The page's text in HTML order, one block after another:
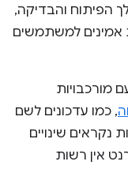
הפיתוח והבדיקה,
אמינים למשתמשים
מורכבויות
, כמו עדכונים לשם
נקראים שינויים
אין רשות